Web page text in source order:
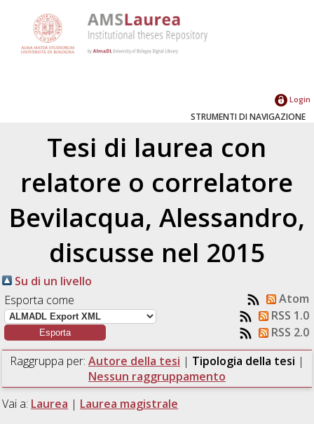
Login
STRUMENTI DI NAVIGAZIONE
Tesi di laurea con
relatore o correlatore
Bevilacqua, Alessandro,
discusse nel 2015
Su di un livello
Esporta come
Atom
RSS 1.0
RSS 2.0
Raggruppa per: Autore della tesi | Tipologia della tesi |
Nessun raggruppamento
Vai a: Laurea | Laurea magistrale